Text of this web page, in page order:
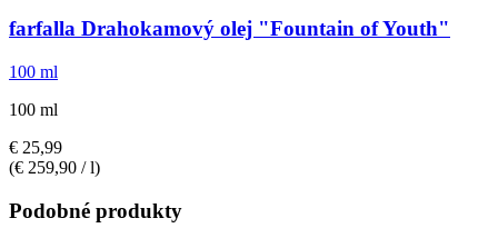
farfalla Drahokamový olej "Fountain of Youth"
100 ml
100 ml
€ 25,99
(€ 259,90 / l)
Podobné produkty